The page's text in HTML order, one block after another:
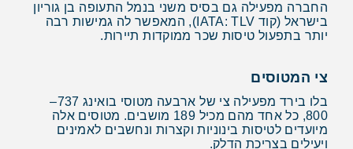
החברה מפעילה גם בסיס משני בנמל התעופה בן גוריון
בישראל (קוד IATA: TLV), המאפשר לה גמישות רבה
יותר בתפעול טיסות שכר ממוקדות תיירות.
צי המטוסים
בלו בירד מפעילה צי של ארבעה מטוסי בואינג 737–
800, כל אחד מהם מכיל 189 מושבים. מטוסים אלה
מיועדים לטיסות בינוניות וקצרות ונחשבים לאמינים
ויעילים בצריכת הדלק.